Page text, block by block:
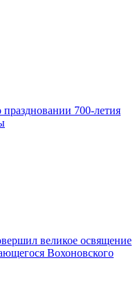
700-летия
великое освящение
Вохоновского